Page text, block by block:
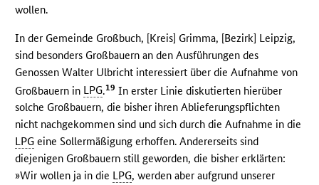
wollen.
In der Gemeinde Großbuch, [Kreis] Grimma, [Bezirk] Leipzig,
sind besonders Großbauern an den Ausführungen des
Genossen Walter Ulbricht interessiert über die Aufnahme von
Großbauern in LPG.19 In erster Linie diskutierten hierüber
solche Großbauern, die bisher ihren Ablieferungspflichten
nicht nachgekommen sind und sich durch die Aufnahme in die
LPG eine Sollermäßigung erhoffen. Andererseits sind
diejenigen Großbauern still geworden, die bisher erklärten:
»Wir wollen ja in die LPG, werden aber aufgrund unserer